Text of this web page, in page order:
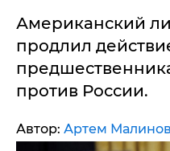
Американский
продлил
против России.
Автор: Артем